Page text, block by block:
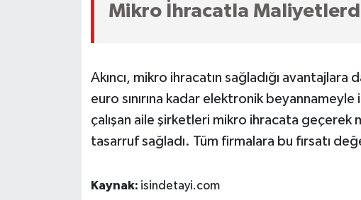
Mikro İhracatla
Akıncı, mikro ihracatın sağladığı
euro sınırına kadar elektronik
çalışan aile şirketleri mikro ihracata
tasarruf sağladı. Tüm firmalara bu fırsatı
Kaynak: isindetayi.com